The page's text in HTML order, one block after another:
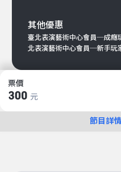
票價
300 元
節目詳情
其他優惠
臺北表演藝術中心會員─成癮
北表演藝術中心會員─新手玩